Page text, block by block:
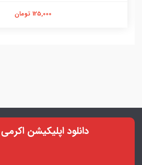
125,000 تومان
دانلود اپلیکیشن